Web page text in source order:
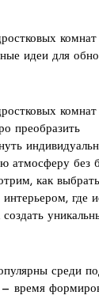
идеи для
преобразить
атмосферу без
как выбрать
где
среди
— время